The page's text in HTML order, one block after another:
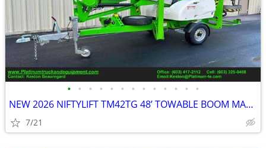
• • • • • • • • • • • • •
NEW 2026 NIFTYLIFT TM42TG 48’ TOWABLE BOOM MAN LIFT!
7/21